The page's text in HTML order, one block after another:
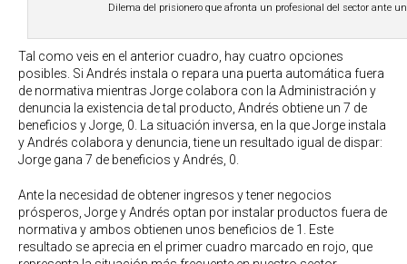
Dilema del prisionero que afronta un profesional del sector ante
Tal como veis en el anterior cuadro, hay cuatro opciones
posibles. Si Andrés instala o repara una puerta automática fuera
de normativa mientras Jorge colabora con la Administración y
denuncia la existencia de tal producto, Andrés obtiene un 7 de
beneficios y Jorge, 0. La situación inversa, en la que Jorge instala
y Andrés colabora y denuncia, tiene un resultado igual de dispar:
Jorge gana 7 de beneficios y Andrés, 0.
Ante la necesidad de obtener ingresos y tener negocios
prósperos, Jorge y Andrés optan por instalar productos fuera de
normativa y ambos obtienen unos beneficios de 1. Este
resultado se aprecia en el primer cuadro marcado en rojo, que